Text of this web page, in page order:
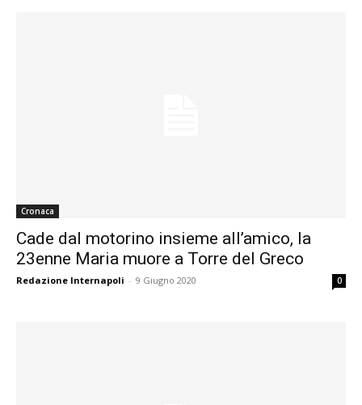
Cronaca
Cade dal motorino insieme all’amico, la
23enne Maria muore a Torre del Greco
Redazione Internapoli - 9 Giugno 2020 0